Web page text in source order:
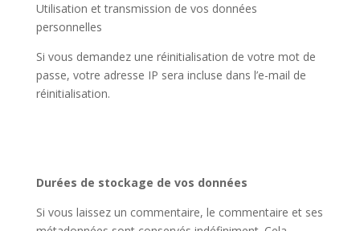
Utilisation et transmission de vos données
personnelles
Si vous demandez une réinitialisation de votre mot de
passe, votre adresse IP sera incluse dans l’e-mail de
réinitialisation.
Durées de stockage de vos données
Si vous laissez un commentaire, le commentaire et ses